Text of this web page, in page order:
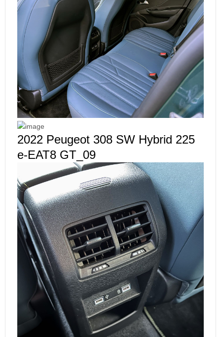
2022 Peugeot 308 SW Hybrid 225
e-EAT8 GT_09